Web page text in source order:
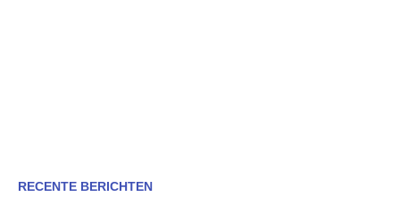
RECENTE BERICHTEN